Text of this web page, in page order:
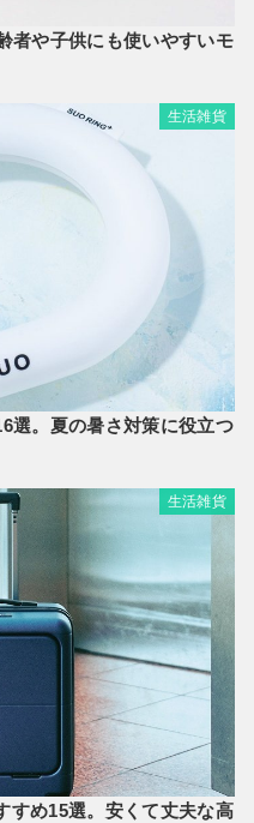
者や子供にも使いやすいモ
生活雑貨
選。夏の暑さ対策に役立つ
生活雑貨
すめ15選。安くて丈夫な高